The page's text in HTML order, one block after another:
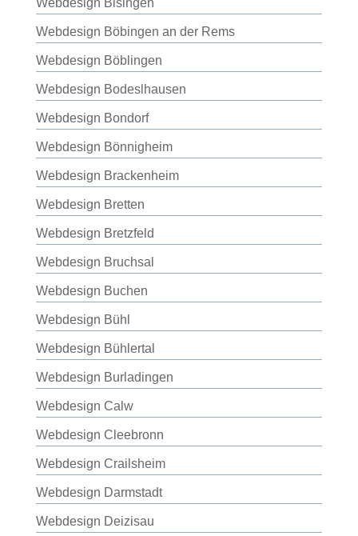
Webdesign Bisingen
Webdesign Böbingen an der Rems
Webdesign Böblingen
Webdesign Bodeslhausen
Webdesign Bondorf
Webdesign Bönnigheim
Webdesign Brackenheim
Webdesign Bretten
Webdesign Bretzfeld
Webdesign Bruchsal
Webdesign Buchen
Webdesign Bühl
Webdesign Bühlertal
Webdesign Burladingen
Webdesign Calw
Webdesign Cleebronn
Webdesign Crailsheim
Webdesign Darmstadt
Webdesign Deizisau